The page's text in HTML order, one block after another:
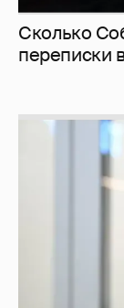
Сколько
перeписки